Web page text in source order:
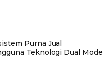
Purna Jual
Teknologi Dual Mode